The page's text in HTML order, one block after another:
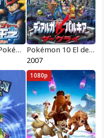
Pokémon 9 Pokémon Ranger y el Templo del Mar Pokémon 10 El desafío de Darkrai
2007
1080p